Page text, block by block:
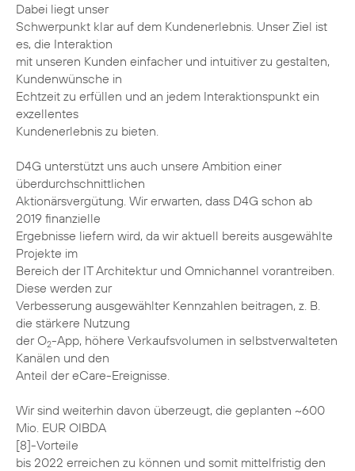
Dabei liegt unser
Schwerpunkt klar auf dem Kundenerlebnis. Unser Ziel ist
es, die Interaktion
mit unseren Kunden einfacher und intuitiver zu gestalten,
Kundenwünsche in
Echtzeit zu erfüllen und an jedem Interaktionspunkt ein
exzellentes
Kundenerlebnis zu bieten.
D4G unterstützt uns auch unsere Ambition einer
überdurchschnittlichen
Aktionärsvergütung. Wir erwarten, dass D4G schon ab
2019 finanzielle
Ergebnisse liefern wird, da wir aktuell bereits ausgewählte
Projekte im
Bereich der IT Architektur und Omnichannel vorantreiben.
Diese werden zur
Verbesserung ausgewählter Kennzahlen beitragen, z. B.
die stärkere Nutzung
der O2-App, höhere Verkaufsvolumen in selbstverwalteten
Kanälen und den
Anteil der eCare-Ereignisse.
Wir sind weiterhin davon überzeugt, die geplanten ~600
Mio. EUR OIBDA
[8]-Vorteile
bis 2022 erreichen zu können und somit mittelfristig den